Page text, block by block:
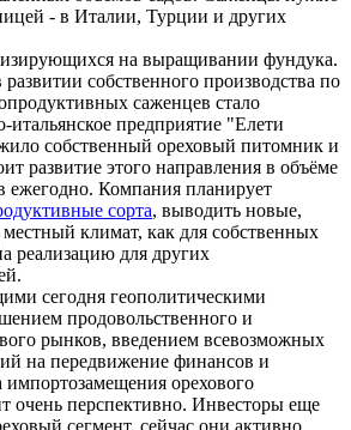
- в Италии, Турции и других
на выращивании фундука.
собственного производства по
саженцев стало
итальянское предприятие "Елети
собственный ореховый питомник и
развитие этого направления в объёме
ежегодно. Компания планирует
сорта, выводить новые,
климат, как для собственных
реализацию для других
сегодня геополитическими
продовольственного и
рынков, введением всевозможных
на передвижение финансов и
импортозамещения орехового
очень перспективно. Инвесторы еще
сегмент, сейчас они активно